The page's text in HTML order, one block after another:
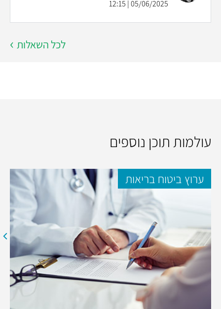
05/06/2025 | 12:15
לכל השאלות
עולמות תוכן נוספים
ערוץ ביטוח בריאות